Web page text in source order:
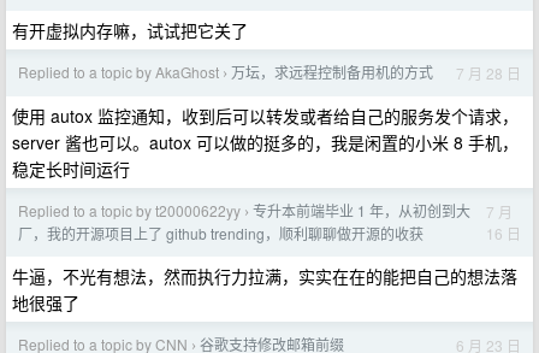
有开虚拟内存嘛，试试把它关了
Replied to a topic by AkaGhost › 万坛，求远程控制备用机的方式 7 月 28 日
使用 autox 监控通知，收到后可以转发或者给自己的服务发个请求，
server 酱也可以。autox 可以做的挺多的，我是闲置的小米 8 手机，
稳定长时间运行
Replied to a topic by t20000622yy › 专升本前端毕业 1 年，从初创到大
厂，我的开源项目上了 github trending，顺利聊聊做开源的收获
7 月
16 日
牛逼，不光有想法，然而执行力拉满，实实在在的能把自己的想法落
地很强了
Replied to a topic by CNN › 谷歌支持修改邮箱前缀 6 月 23 日